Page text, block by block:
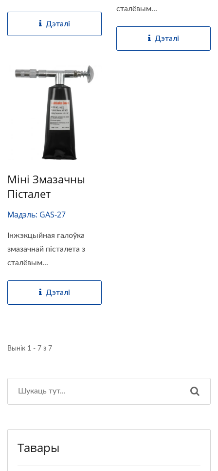
Дэталі
сталёвым...
Дэталі
Міні Змазачны
Пісталет
Мадэль: GAS-27
Інжэкцыйная галоўка
змазачнай пісталета з
сталёвым...
Дэталі
Вынік 1 - 7 з 7
Тавары